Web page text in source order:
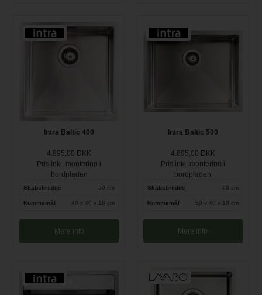
Intra Baltic 400
4.895,00 DKK
Pris inkl. montering i
bordpladen
Skabsbredde 50 cm
Kummemål 40 x 40 x 18 cm
Mere info
Intra Baltic 500
4.895,00 DKK
Pris inkl. montering i
bordpladen
Skabsbredde 60 cm
Kummemål 50 x 40 x 18 cm
Mere info